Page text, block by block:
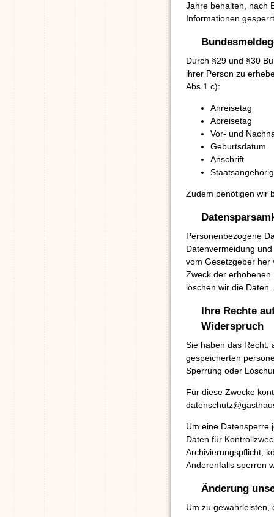
Jahre behalten, nach
Informationen
Durch §29 und §30
ihrer Person zu
Abs.1 c):
Anreisetag
Abreisetag
Vor- und
Geburtsdatum
Anschrift
Zudem benötigen wir
Personenbezogene
Datenvermeidung
vom Gesetzgeber her
Zweck der
löschen wir die Daten.
Ihre Rechte
Widerspruch
Sie haben das Recht,
gespeicherten
Sperrung oder
Für diese Zwecke
Um eine Datensperre
Daten für
Archivierungspflicht,
Anderenfalls sperren
Änderung
Um zu gewährleisten,